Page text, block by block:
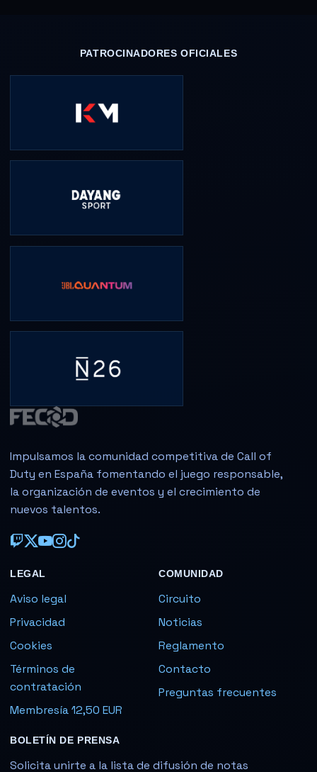
PATROCINADORES OFICIALES
Impulsamos la comunidad competitiva de Call of
Duty en España fomentando el juego responsable,
la organización de eventos y el crecimiento de
nuevos talentos.
LEGAL
Aviso legal
Privacidad
Cookies
Términos de
contratación
Membresía 12,50 EUR
COMUNIDAD
Circuito
Noticias
Reglamento
Contacto
Preguntas frecuentes
BOLETÍN DE PRENSA
Solicita unirte a la lista de difusión de notas